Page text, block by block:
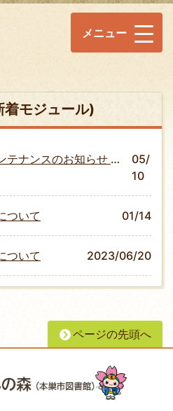
メニュー
モジュール)
らせ 2026年5月25日、26日、...
05/
10
ついて 01/14
ついて 2023/06/20
ページの先頭へ